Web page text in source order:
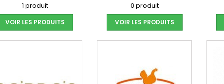
1 produit
VOIR LES PRODUITS
0 produit
VOIR LES PRODUITS